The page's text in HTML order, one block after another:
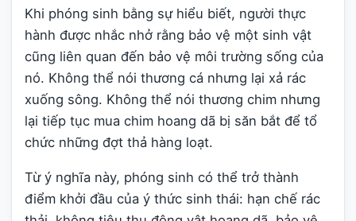
Khi phóng sinh bằng sự hiểu biết, người thực
hành được nhắc nhở rằng bảo vệ một sinh vật
cũng liên quan đến bảo vệ môi trường sống của
nó. Không thể nói thương cá nhưng lại xả rác
xuống sông. Không thể nói thương chim nhưng
lại tiếp tục mua chim hoang dã bị săn bắt để tổ
chức những đợt thả hàng loạt.
Từ ý nghĩa này, phóng sinh có thể trở thành
điểm khởi đầu của ý thức sinh thái: hạn chế rác